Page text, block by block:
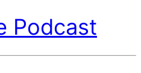
Podcast